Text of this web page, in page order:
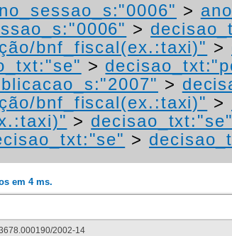
>
>
bnf_fiscal(ex.:taxi)" >
>
>
bnf_fiscal(ex.:taxi)" >
> decisao_txt:"se"
>
em 4 ms.
2002-14